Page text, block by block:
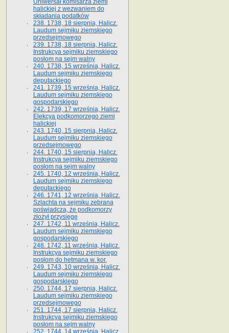
Uniwersał komisarza ziemi
halickiej z wezwaniem do
składania podatków
238. 1738, 18 sierpnia, Halicz.
Laudum sejmiku ziemskiego
przedsejmowego
239. 1738, 18 sierpnia, Halicz.
Instrukcya sejmiku ziemskiego
posłom na sejm walny
240. 1738, 15 września, Halicz.
Laudum sejmiku ziemskiego
deputackiego
241. 1739, 15 września, Halicz.
Laudum sejmiku ziemskiego
gospodarskiego
242. 1739, 17 września, Halicz.
Elekcya podkomorzego ziemi
halickiej
243. 1740, 15 sierpnia, Halicz.
Laudum sejmiku ziemskiego
przedsejmowego
244. 1740, 15 sierpnia, Halicz.
Instrukcya sejmiku ziemskiego
posłom na sejm walny
245. 1740, 12 września, Halicz.
Laudum sejmiku ziemskiego
deputackiego
246. 1741, 12 września, Halicz.
Szlachta na sejmiku zebrana
poświadcza, że podkomorzy
złożył przysięgę
247. 1742, 11 września, Halicz.
Laudum sejmiku ziemskiego
gospodarskiego
248. 1742, 11 września, Halicz.
Instrukcya sejmiku ziemskiego
posłom do hetmana w. kor.
249. 1743, 10 września, Halicz.
Laudum sejmiku ziemskiego
gospodarskiego
250. 1744, 17 sierpnia, Halicz.
Laudum sejmiku ziemskiego
przedsejmowego
251. 1744, 17 sierpnia, Halicz.
Instrukcya sejmiku ziemskiego
posłom na sejm walny
252. 1744, 14 września, Halicz.